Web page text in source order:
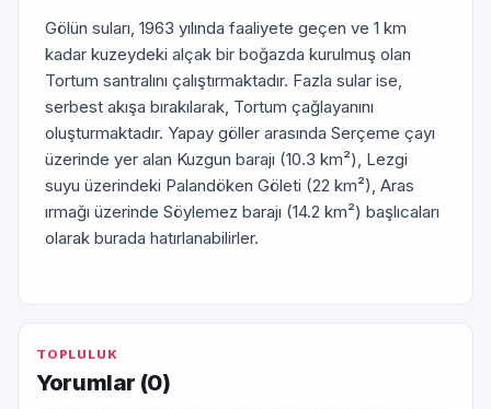
Gölün suları, 1963 yılında faaliyete geçen ve 1 km
kadar kuzeydeki alçak bir boğazda kurulmuş olan
Tortum santralını çalıştırmaktadır. Fazla sular ise,
serbest akışa bırakılarak, Tortum çağlayanını
oluşturmaktadır. Yapay göller arasında Serçeme çayı
üzerinde yer alan Kuzgun barajı (10.3 km²), Lezgi
suyu üzerindeki Palandöken Göleti (22 km²), Aras
ırmağı üzerinde Söylemez barajı (14.2 km²) başlıcaları
olarak burada hatırlanabilirler.
TOPLULUK
Yorumlar (0)